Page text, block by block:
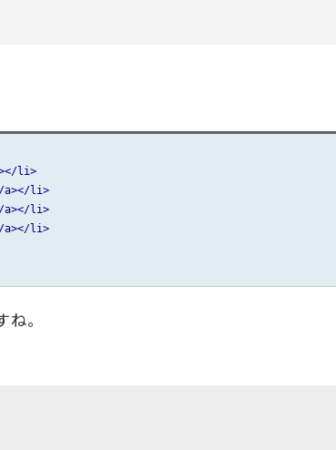
li>
a></li>
a></li>
a></li>
。